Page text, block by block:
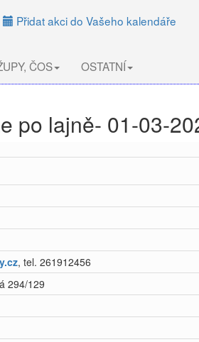
Přidat akci do Vašeho kalendáře
ČOS OSTATNÍ
po lajně- 01-03-
, tel. 261912456
294/129